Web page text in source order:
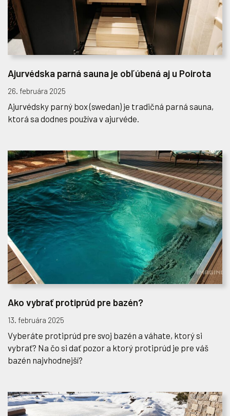
Ajurvédska parná sauna je obľúbená aj u Poirota
26. februára 2025
Ajurvédsky parný box (swedan) je tradičná parná sauna,
ktorá sa dodnes používa v ajurvéde.
Ako vybrať protiprúd pre bazén?
13. februára 2025
Vyberáte protiprúd pre svoj bazén a váhate, ktorý si
vybrať? Na čo si dať pozor a ktorý protiprúd je pre váš
bazén najvhodnejší?